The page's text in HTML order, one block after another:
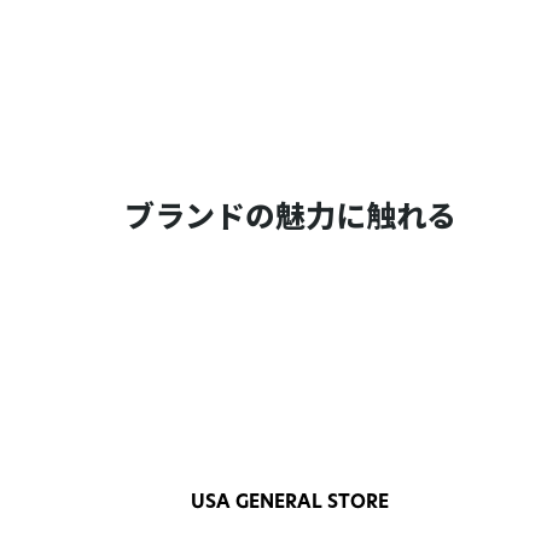
ブランドの魅力に触れる
USA GENERAL STORE